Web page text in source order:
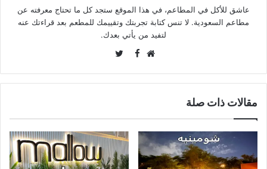
عاشق للأكل في المطاعم، في هذا الموقع ستجد كل ما تحتاج معرفته عن
مطاعم السعودية. لا تنس كتابة تجربتك وتقييمك للمطعم بعد قراءتك عنه
لتفيد من يأتي بعدك.
Facebook
مقالات ذات صلة